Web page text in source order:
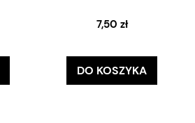
7,50 zł
DO KOSZYKA